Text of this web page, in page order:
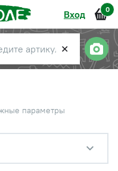
Вход 0
✕
параметры